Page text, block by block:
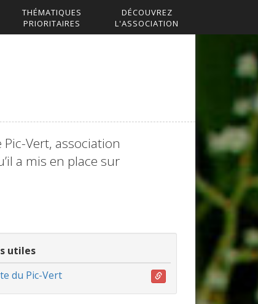
THÉMATIQUES
PRIORITAIRES
DÉCOUVREZ
L'ASSOCIATION
Vert, association
a mis en place sur
utiles
du Pic-Vert